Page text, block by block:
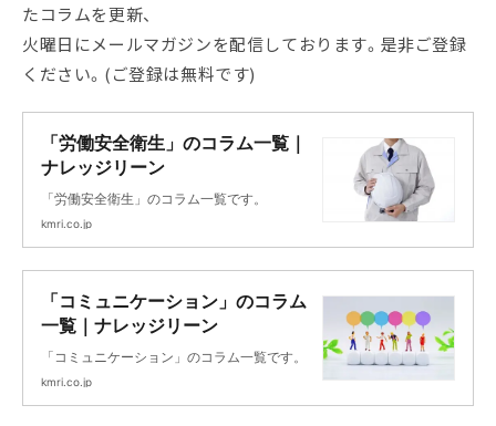
たコラムを更新、
火曜日にメールマガジンを配信しております。是非ご登録
ください。(ご登録は無料です)
「労働安全衛生」のコラム一覧｜
ナレッジリーン
「労働安全衛生」のコラム一覧です。
kmri.co.jp
「コミュニケーション」のコラム
一覧｜ナレッジリーン
「コミュニケーション」のコラム一覧です。
kmri.co.jp